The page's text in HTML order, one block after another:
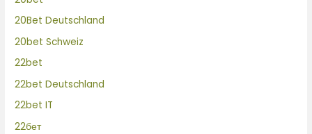
20Bet Deutschland
20bet Schweiz
22bet
22bet Deutschland
22bet IT
22бет